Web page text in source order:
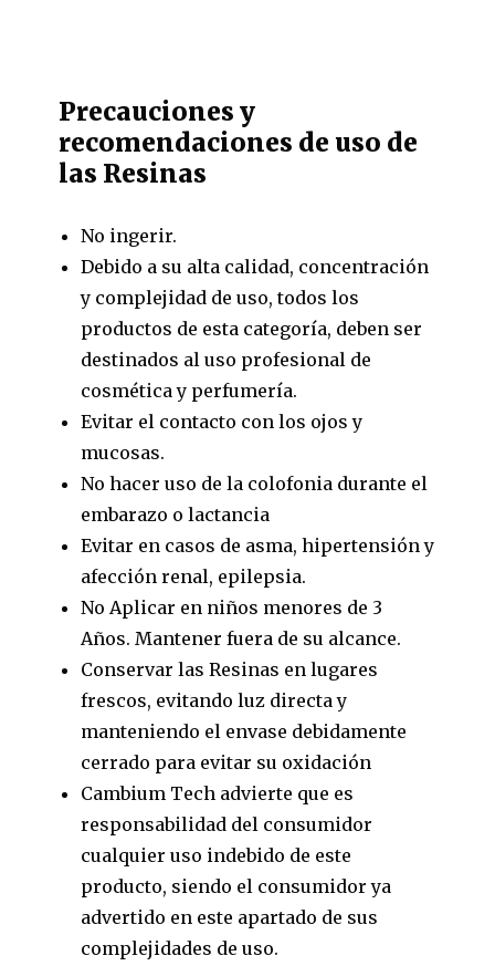
Precauciones y
recomendaciones de uso de
las Resinas
No ingerir.
Debido a su alta calidad, concentración
y complejidad de uso, todos los
productos de esta categoría, deben ser
destinados al uso profesional de
cosmética y perfumería.
Evitar el contacto con los ojos y
mucosas.
No hacer uso de la colofonia durante el
embarazo o lactancia
Evitar en casos de asma, hipertensión y
afección renal, epilepsia.
No Aplicar en niños menores de 3
Años. Mantener fuera de su alcance.
Conservar las Resinas en lugares
frescos, evitando luz directa y
manteniendo el envase debidamente
cerrado para evitar su oxidación
Cambium Tech advierte que es
responsabilidad del consumidor
cualquier uso indebido de este
producto, siendo el consumidor ya
advertido en este apartado de sus
complejidades de uso.